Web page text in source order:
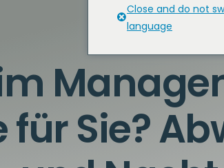
für Sie?
Close and do not
language